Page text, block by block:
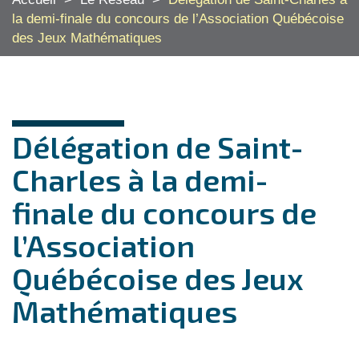
la demi-finale du concours de l’Association Québécoise
des Jeux Mathématiques
Délégation de Saint-
Charles à la demi-
finale du concours de
l’Association
Québécoise des Jeux
Mathématiques